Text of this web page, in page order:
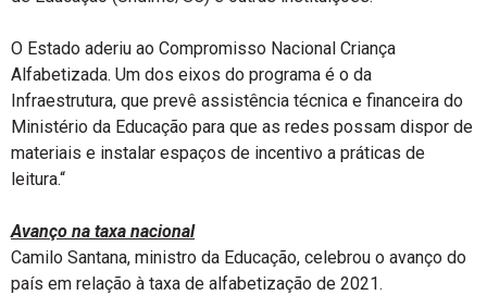
O Estado aderiu ao Compromisso Nacional Criança
Alfabetizada. Um dos eixos do programa é o da
Infraestrutura, que prevê assistência técnica e financeira do
Ministério da Educação para que as redes possam dispor de
materiais e instalar espaços de incentivo a práticas de
leitura.“
Avanço na taxa nacional
Camilo Santana, ministro da Educação, celebrou o avanço do
país em relação à taxa de alfabetização de 2021.